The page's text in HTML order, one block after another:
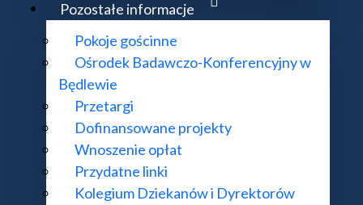
Pozostałe informacje
Pokoje gościnne
Ośrodek Badawczo-Konferencyjny w
Będlewie
Przetargi
Dofinansowane projekty
Wnoszenie opłat
Przydatne linki
Kolegium Dziekanów i Dyrektorów
KONTAKT:
ul. Śniadeckich 8, 00-656 Warszawa
22 522 81 00
im@impan.pl
Deklaracja
działania strony i treści na niej zawartych proszę kierować na adres